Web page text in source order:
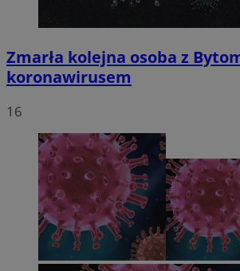
Zmarła kolejna osoba z
koronawirusem
16